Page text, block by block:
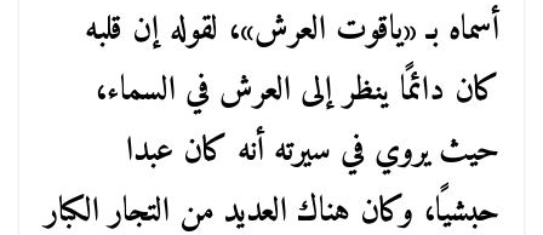
أسماه بـ «ياقوت العرش»، لقوله إن قلبه
كان دائمًا ينظر إلى العرش في السماء،
حيث يروي في سيرته أنه كان عبدا
حبشيًا، وكان هناك العديد من التجار الكبار